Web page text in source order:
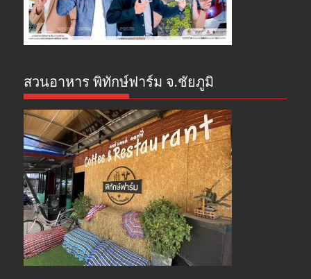
สวนอาหาร พิทักษ์ฟาร์ม จ.ชัยภูมิ